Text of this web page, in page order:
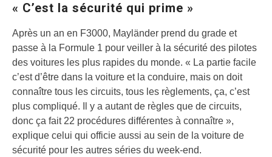
« C’est la sécurité qui prime »
Après un an en F3000, Mayländer prend du grade et
passe à la Formule 1 pour veiller à la sécurité des pilotes
des voitures les plus rapides du monde. « La partie facile
c’est d’être dans la voiture et la conduire, mais on doit
connaître tous les circuits, tous les règlements, ça, c’est
plus compliqué. Il y a autant de règles que de circuits,
donc ça fait 22 procédures différentes à connaître »,
explique celui qui officie aussi au sein de la voiture de
sécurité pour les autres séries du week-end.